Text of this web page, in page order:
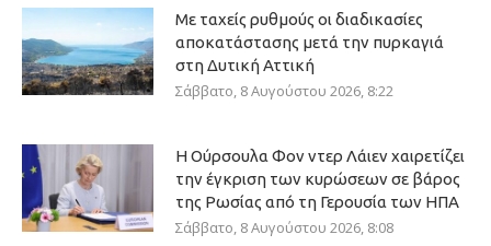
Με ταχείς ρυθμούς οι διαδικασίες
αποκατάστασης μετά την πυρκαγιά
στη Δυτική Αττική
Σάββατο, 8 Αυγούστου 2026, 8:22
Η Ούρσουλα Φον ντερ Λάιεν χαιρετίζει
την έγκριση των κυρώσεων σε βάρος
της Ρωσίας από τη Γερουσία των ΗΠΑ
Σάββατο, 8 Αυγούστου 2026, 8:08